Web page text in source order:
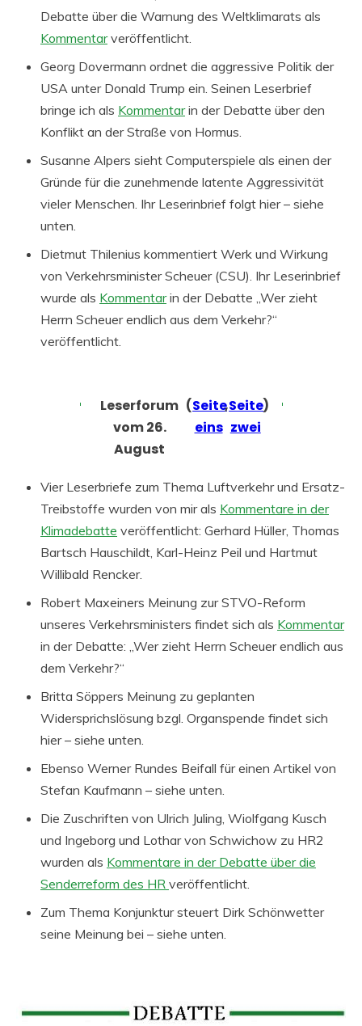
Debatte über die Warnung des Weltklimarats als
Kommentarveröffentlicht.
Georg Dovermann ordnet die aggressive Politik der
USA unter Donald Trump ein. Seinen Leserbrief
bringe ich als Kommentarin der Debatte über den
Konflikt an der Straße von Hormus.
Susanne Alpers sieht Computerspiele als einen der
Gründe für die zunehmende latente Aggressivität
vieler Menschen. Ihr Leserinbrief folgt hier – siehe
unten.
Dietmut Thilenius kommentiert Werk und Wirkung
von Verkehrsminister Scheuer (CSU). Ihr Leserinbrief
wurde als Kommentarin der Debatte „Wer zieht
Herrn Scheuer endlich aus dem Verkehr?“
veröffentlicht.
Leserforum
vom 26.
August
(Seite
eins
,Seite
zwei
)
Vier Leserbriefe zum Thema Luftverkehr und Ersatz-
Treibstoffe wurden von mir als Kommentare in der
Klimadebatte veröffentlicht: Gerhard Hüller, Thomas
Bartsch Hauschildt, Karl-Heinz Peil und Hartmut
Willibald Rencker.
Robert Maxeiners Meinung zur STVO-Reform
unseres Verkehrsministers findet sich als Kommentar
in der Debatte: „Wer zieht Herrn Scheuer endlich aus
dem Verkehr?“
Britta Söppers Meinung zu geplanten
Widersprichslösung bzgl. Organspende findet sich
hier – siehe unten.
Ebenso Werner Rundes Beifall für einen Artikel von
Stefan Kaufmann – siehe unten.
Die Zuschriften von Ulrich Juling, Wiolfgang Kusch
und Ingeborg und Lothar von Schwichow zu HR2
wurden als Kommentare in der Debatte über die
Senderreform des HR veröffentlicht.
Zum Thema Konjunktur steuert Dirk Schönwetter
seine Meinung bei – siehe unten.